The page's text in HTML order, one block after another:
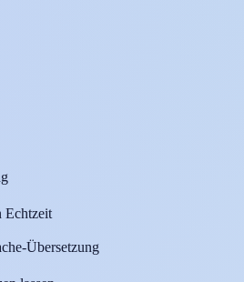
Echtzeit
Übersetzung